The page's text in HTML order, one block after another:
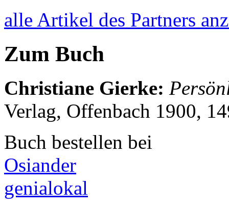
alle Artikel des Partners
Zum Buch
Christiane Gierke:
Verlag, Offenbach 1900,
Buch bestellen bei
Osiander
genialokal